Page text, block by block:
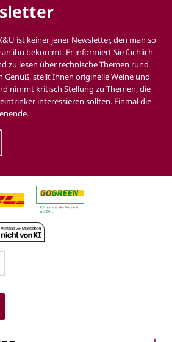
ist keiner jener Newsletter, den man so
ihn bekommt. Er informiert Sie fachlich
zu lesen über technische Themen rund
Genuß, stellt Ihnen originelle Weine und
nimmt kritisch Stellung zu Themen, die
interessieren sollten. Einmal die